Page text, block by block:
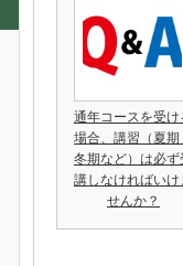
通年コースを受け
場合、講習（夏期
冬期など）は必ず
講しなければいけ
せんか？